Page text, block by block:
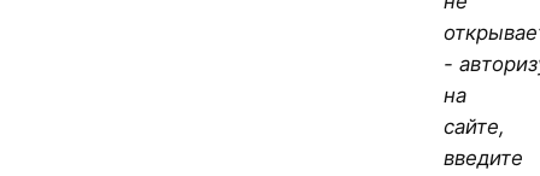
-
на
сайте,
введите